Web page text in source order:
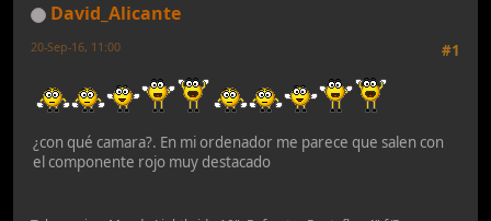
David_Alicante
#1
20-Sep-16, 11:00
¿con qué camara?. En mi ordenador me parece que salen con
el componente rojo muy destacado